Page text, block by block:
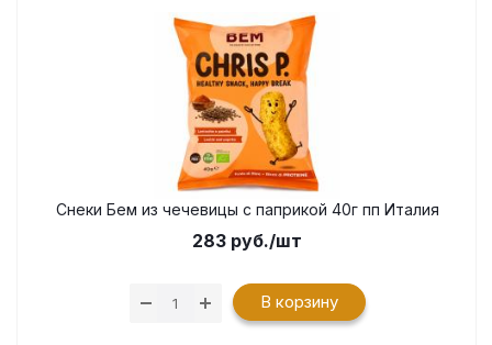
Снеки Бем из чечевицы с паприкой 40г пп Италия
283 руб./шт
В корзину